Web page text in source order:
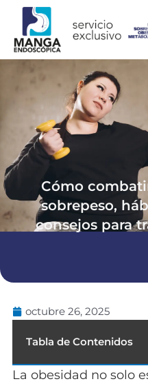
contenido
Cómo
sobrepeso,
consejos para
octubre 26, 2025
Tabla de Contenidos
La obesidad no solo